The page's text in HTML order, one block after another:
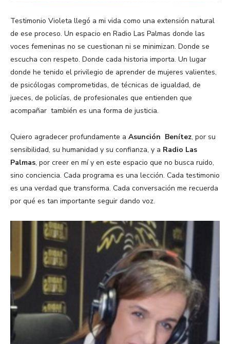
Testimonio Violeta llegó a mi vida como una extensión natural
de ese proceso. Un espacio en Radio Las Palmas donde las
voces femeninas no se cuestionan ni se minimizan. Donde se
escucha con respeto. Donde cada historia importa. Un lugar
donde he tenido el privilegio de aprender de mujeres valientes,
de psicólogas comprometidas, de técnicas de igualdad, de
jueces, de policías, de profesionales que entienden que
acompañar también es una forma de justicia.
Quiero agradecer profundamente a Asunción Benítez, por su
sensibilidad, su humanidad y su confianza, y a Radio Las
Palmas, por creer en mí y en este espacio que no busca ruido,
sino conciencia. Cada programa es una lección. Cada testimonio
es una verdad que transforma. Cada conversación me recuerda
por qué es tan importante seguir dando voz.